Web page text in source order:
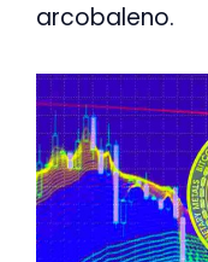
arcobaleno.